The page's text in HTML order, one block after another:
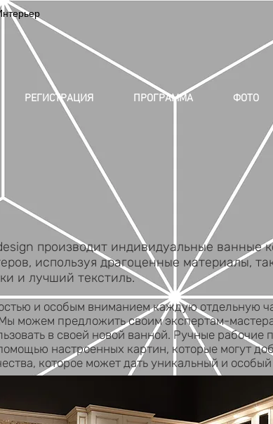
РЕГИСТРАЦИЯ ПРОГРАММА ФОТО
производит индивидуальные ванные
используя драгоценные материалы,
и лучший текстиль.
и особым вниманием каждую отдельную
можем предложить своим экспертам-
в своей новой ванной. Ручные рабочие
настроенных картин, которые могут
которое может дать уникальный и особый